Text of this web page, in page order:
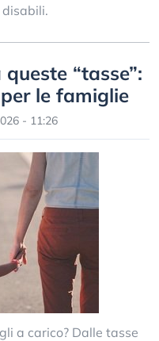
disabili.
“tasse”:
le famiglie
- 11:26
a carico? Dalle tasse